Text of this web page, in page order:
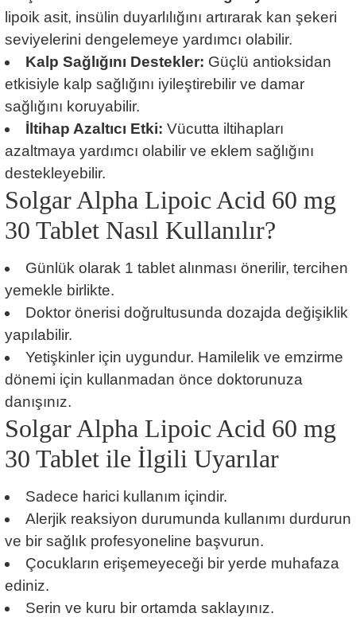
lipoik asit, insülin duyarlılığını artırarak kan şekeri
seviyelerini dengelemeye yardımcı olabilir.
Kalp Sağlığını Destekler: Güçlü antioksidan
etkisiyle kalp sağlığını iyileştirebilir ve damar
sağlığını koruyabilir.
İltihap Azaltıcı Etki: Vücutta iltihapları
azaltmaya yardımcı olabilir ve eklem sağlığını
destekleyebilir.
Solgar Alpha Lipoic Acid 60 mg
30 Tablet Nasıl Kullanılır?
Günlük olarak 1 tablet alınması önerilir, tercihen
yemekle birlikte.
Doktor önerisi doğrultusunda dozajda değişiklik
yapılabilir.
Yetişkinler için uygundur. Hamilelik ve emzirme
dönemi için kullanmadan önce doktorunuza
danışınız.
Solgar Alpha Lipoic Acid 60 mg
30 Tablet ile İlgili Uyarılar
Sadece harici kullanım içindir.
Alerjik reaksiyon durumunda kullanımı durdurun
ve bir sağlık profesyoneline başvurun.
Çocukların erişemeyeceği bir yerde muhafaza
ediniz.
Serin ve kuru bir ortamda saklayınız.